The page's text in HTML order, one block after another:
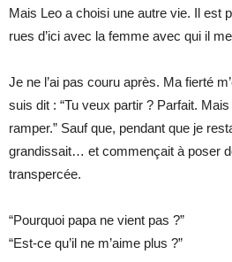
Mais Leo a choisi une autre vie. Il est
rues d’ici avec la femme avec qui il
Je ne l’ai pas couru après. Ma fierté
suis dit : “Tu veux partir ? Parfait.
ramper.” Sauf que, pendant que je
grandissait… et commençait à poser
transpercée.
“Pourquoi papa ne vient pas ?”
“Est-ce qu’il ne m’aime plus ?”